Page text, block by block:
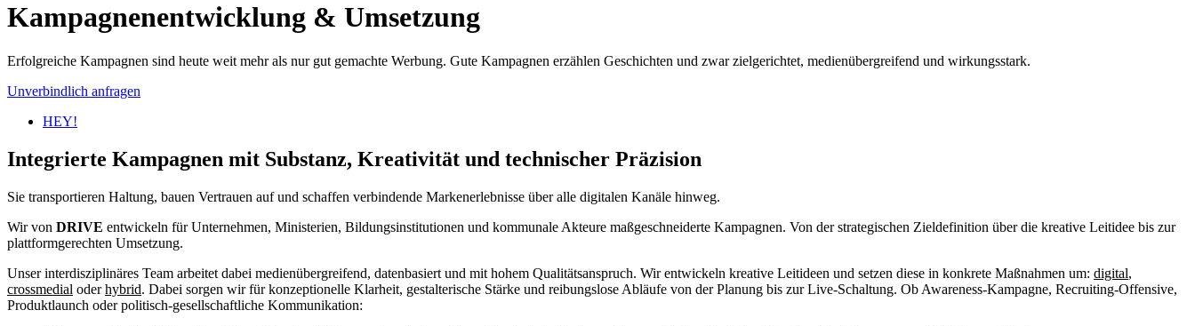
Kampagnenentwicklung & Umsetzung
Erfolgreiche Kampagnen sind heute weit mehr als nur gut gemachte Werbung. Gute Kampagnen erzählen Geschichten und zwar zielgerichtet, medienübergreifend und wirkungsstark.
Unverbindlich anfragen
HEY!
Integrierte Kampagnen mit Substanz, Kreativität und technischer Präzision
Sie transportieren Haltung, bauen Vertrauen auf und schaffen verbindende Markenerlebnisse über alle digitalen Kanäle hinweg.
Wir von DRIVE entwickeln für Unternehmen, Ministerien, Bildungsinstitutionen und kommunale Akteure maßgeschneiderte Kampagnen. Von der strategischen Zieldefinition über die kreative Leitidee bis zur
plattformgerechten Umsetzung.
Unser interdisziplinäres Team arbeitet dabei medienübergreifend, datenbasiert und mit hohem Qualitätsanspruch. Wir entwickeln kreative Leitideen und setzen diese in konkrete Maßnahmen um: digital,
crossmedial oderhybrid. Dabei sorgen wir für konzeptionelle Klarheit, gestalterische Stärke und reibungslose Abläufe von der Planung bis zur Live-Schaltung. Ob Awareness-Kampagne, Recruiting-Offensive,
Produktlaunch oder politisch-gesellschaftliche Kommunikation: